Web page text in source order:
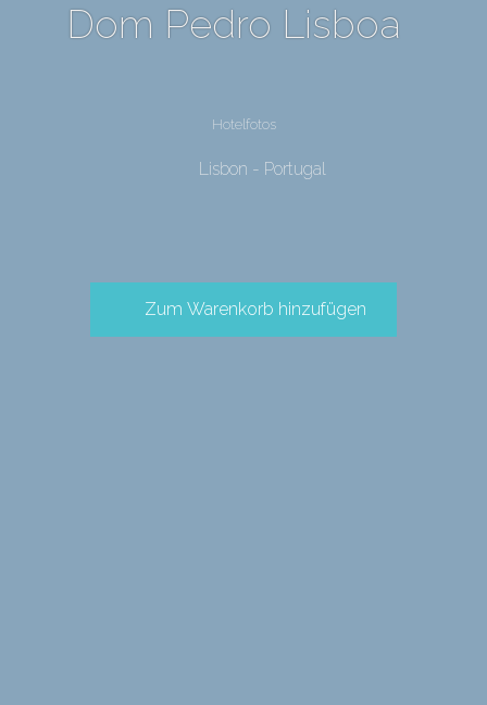
Dom Pedro Lisboa
Hotelfotos
Lisbon - Portugal